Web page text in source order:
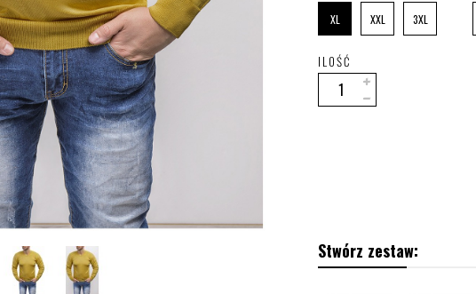
XL XXL 3XL
ILOŚĆ
Stwórz zestaw: